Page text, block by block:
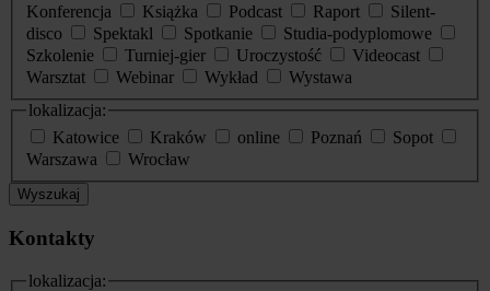
Konferencja
Książka Podcast Raport
Silent-
disco
Spektakl Spotkanie
Studia-podyplomowe
Szkolenie
Turniej-gier Uroczystość
Videocast
Warsztat
Webinar Wykład
Wystawa
lokalizacja:
Katowice
Kraków online Poznań
Sopot
Warszawa
Wrocław
Wyszukaj
Kontakty
lokalizacja: